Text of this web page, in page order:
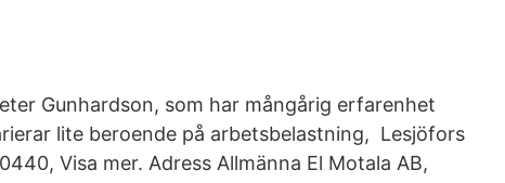
Gunhardson, som har mångårig erfarenhet
lite beroende på arbetsbelastning, Lesjöfors
Visa mer. Adress Allmänna El Motala AB,